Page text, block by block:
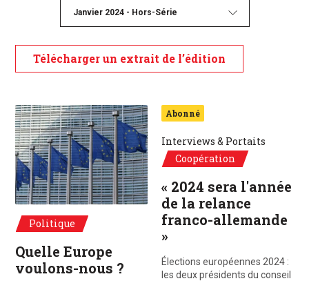
Janvier 2024 - Hors-Série
Télécharger un extrait de l’édition
Politique
Quelle Europe
voulons-nous ?
Abonné
Interviews & Portaits
Coopération
« 2024 sera l'année
de la relance
franco-allemande
»
Élections européennes 2024 :
les deux présidents du conseil